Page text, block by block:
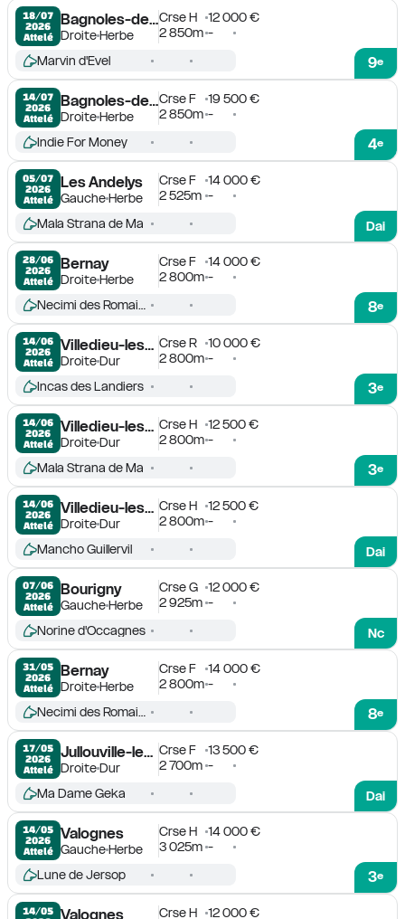
18/07
2026
Attelé
Bagnoles-de-l'Orne
DroiteHerbe
Crse H
12 000 €
2 850m -
9e
Marvin d'Evel
14/07
2026
Attelé
Bagnoles-de-l'Orne
DroiteHerbe
Crse F
19 500 €
2 850m -
4e
Indie For Money
05/07
2026
Attelé
Les Andelys
GaucheHerbe
Crse F
14 000 €
2 525m -
Dai
Mala Strana de Ma
28/06
2026
Attelé
Bernay
DroiteHerbe
Crse F
14 000 €
2 800m -
8e
Necimi des Romains
14/06
2026
Attelé
Villedieu-les-Poëles
DroiteDur
Crse R
10 000 €
2 800m -
3e
Incas des Landiers
14/06
2026
Attelé
Villedieu-les-Poëles
DroiteDur
Crse H
12 500 €
2 800m -
3e
Mala Strana de Ma
14/06
2026
Attelé
Villedieu-les-Poëles
DroiteDur
Crse H
12 500 €
2 800m -
Dai
Mancho Guillervil
07/06
2026
Attelé
Bourigny
GaucheHerbe
Crse G
12 000 €
2 925m -
Nc
Norine d'Occagnes
31/05
2026
Attelé
Bernay
DroiteHerbe
Crse F
14 000 €
2 800m -
8e
Necimi des Romains
17/05
2026
Attelé
Jullouville-les-Pins
DroiteDur
Crse F
13 500 €
2 700m -
Dai
Ma Dame Geka
14/05
2026
Attelé
Valognes
GaucheHerbe
Crse H
14 000 €
3 025m -
3e
Lune de Jersop
14/05
Valognes Crse H 12 000 €